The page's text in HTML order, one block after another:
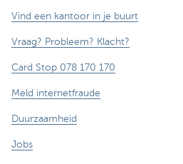
Vind een kantoor in je buurt
Vraag? Probleem? Klacht?
Card Stop 078 170 170
Meld internetfraude
Duurzaamheid
Jobs